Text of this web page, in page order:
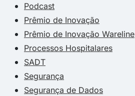
Podcast
Prêmio de Inovação
Prêmio de Inovação Wareline
Processos Hospitalares
SADT
Segurança
Segurança de Dados